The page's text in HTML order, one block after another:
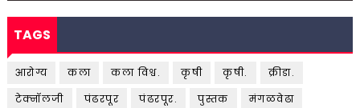
TAGS
आरोग्य कला कला विश्व. कृषी कृषी.
क्रीडा.
टेक्नॉलजी
पंढरपूर पंढरपूर. पुस्तक
मंगळवेढा